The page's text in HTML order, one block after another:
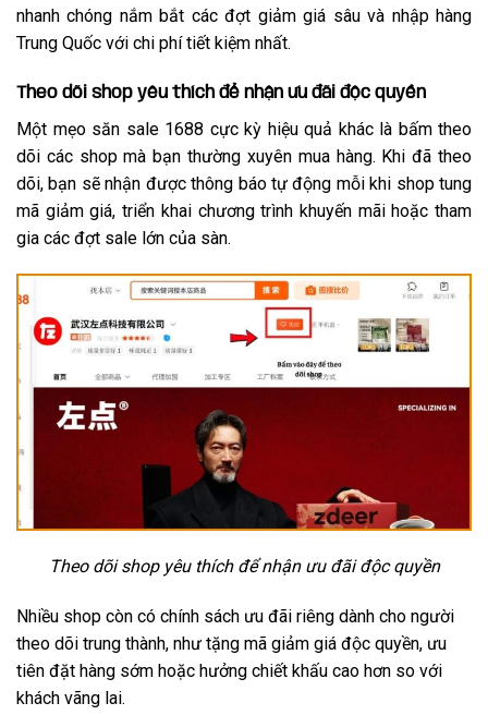
nhanh chóng nắm bắt các đợt giảm giá sâu và nhập hàng
Trung Quốc với chi phí tiết kiệm nhất.
Theo dõi shop yêu thích để nhận ưu đãi độc quyền
Một mẹo săn sale 1688 cực kỳ hiệu quả khác là bấm theo
dõi các shop mà bạn thường xuyên mua hàng. Khi đã theo
dõi, bạn sẽ nhận được thông báo tự động mỗi khi shop tung
mã giảm giá, triển khai chương trình khuyến mãi hoặc tham
gia các đợt sale lớn của sàn.
Theo dõi shop yêu thích để nhận ưu đãi độc quyền
Nhiều shop còn có chính sách ưu đãi riêng dành cho người
theo dõi trung thành, như tặng mã giảm giá độc quyền, ưu
tiên đặt hàng sớm hoặc hưởng chiết khấu cao hơn so với
khách vãng lai.